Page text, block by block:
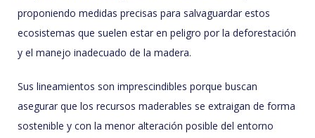
proponiendo medidas precisas para salvaguardar estos
ecosistemas que suelen estar en peligro por la deforestación
y el manejo inadecuado de la madera.
Sus lineamientos son imprescindibles porque buscan
asegurar que los recursos maderables se extraigan de forma
sostenible y con la menor alteración posible del entorno